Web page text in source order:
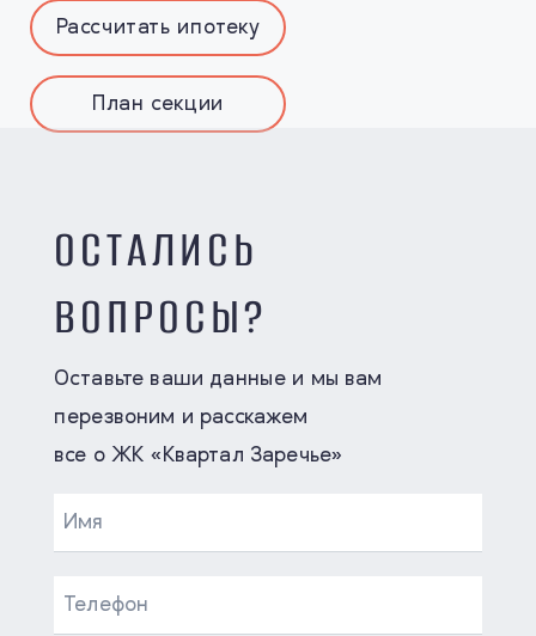
Рассчитать ипотеку
План секции
ОСТАЛИСЬ
ВОПРОСЫ?
Оставьте ваши данные и мы вам
перезвоним и расскажем
все о ЖК «Квартал Заречье»